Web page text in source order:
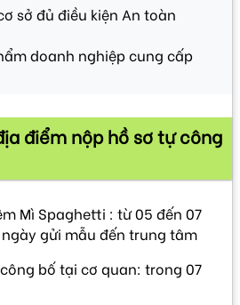
sở đủ điều kiện An toàn
doanh nghiệp cung cấp
điểm nộp hồ sơ tự công
Mì Spaghetti : từ 05 đến 07
gửi mẫu đến trung tâm
bố tại cơ quan: trong 07